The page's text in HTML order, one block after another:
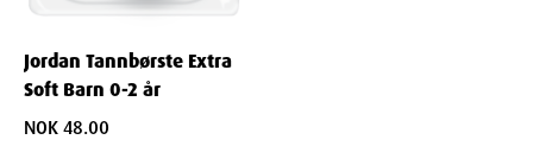
Jordan Tannbørste Extra
Soft Barn 0-2 år
NOK 48.00